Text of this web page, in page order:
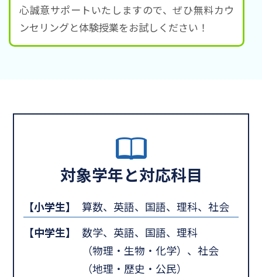
心誠意サポートいたしますので、ぜひ無料カウ
ンセリングと体験授業をお試しください！
対象学年と対応科目
【小学生】
算数、英語、国語、理科、社会
【中学生】
数学、英語、国語、理科
（物理・生物・化学）、社会
（地理・歴史・公民）